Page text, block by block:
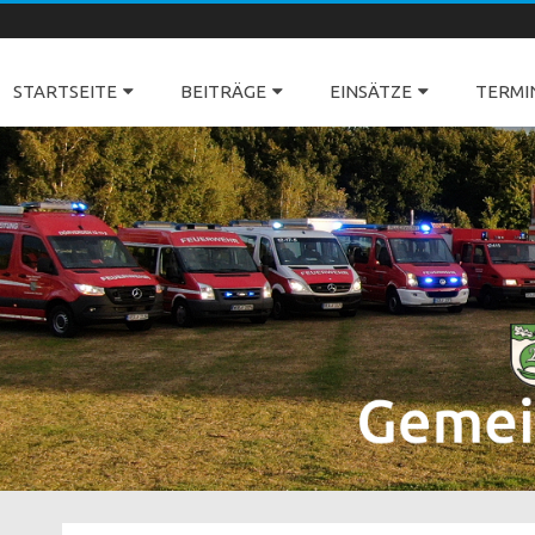
STARTSEITE BEITRÄGE EINSÄTZE